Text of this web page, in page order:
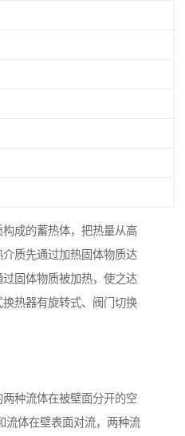
成的蓄热体，把热量从高
质先通过加热固体物质达
固体物质被加热，使之达
热器有旋转式、阀门切换
种流体在被壁面分开的空
流体在壁表面对流，两种流